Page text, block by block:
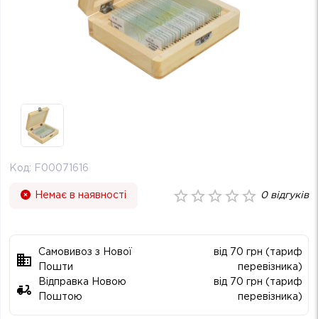
Код: F00071616
Немає в наявності 0відгуків
Самовивоз з Нової
Пошти
від 70 грн (тариф
перевізника)
Відправка Новою
Поштою
від 70 грн (тариф
перевізника)